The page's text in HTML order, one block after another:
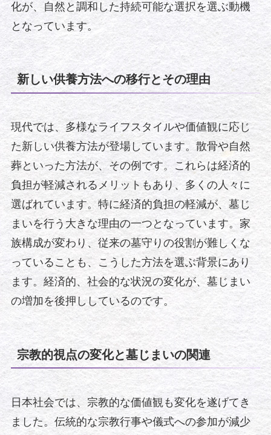
化が、自然と調和した持続可能な選択を選ぶ動機
となっています。
新しい供養方法への移行とその理由
現代では、多様なライフスタイルや価値観に応じ
た新しい供養方法が登場しています。散骨や自然
葬といった方法が、その例です。これらは経済的
負担が軽減されるメリットもあり、多くの人々に
選ばれています。特に経済的負担の軽減が、墓じ
まいを行う大きな理由の一つとなっています。家
族構成が変わり、従来の墓守りの役割が難しくな
っていることも、こうした方法を選ぶ背景にあり
ます。経済的、社会的な状況の変化が、墓じまい
の増加を後押ししているのです。
宗教的視点の変化と墓じまいの関連
日本社会では、宗教的な価値観も変化を遂げてき
ました。伝統的な宗教行事や儀式への参加が減少